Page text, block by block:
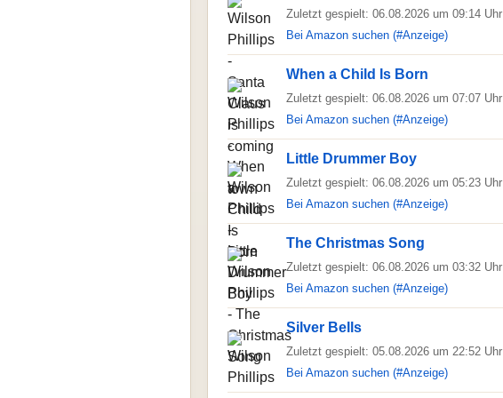
Zuletzt gespielt: 06.08.2026 um 09:14 Uhr
Bei Amazon suchen (#Anzeige)
When a Child Is Born
Zuletzt gespielt: 06.08.2026 um 07:07 Uhr
Bei Amazon suchen (#Anzeige)
Little Drummer Boy
Zuletzt gespielt: 06.08.2026 um 05:23 Uhr
Bei Amazon suchen (#Anzeige)
The Christmas Song
Zuletzt gespielt: 06.08.2026 um 03:32 Uhr
Bei Amazon suchen (#Anzeige)
Silver Bells
Zuletzt gespielt: 05.08.2026 um 22:52 Uhr
Bei Amazon suchen (#Anzeige)